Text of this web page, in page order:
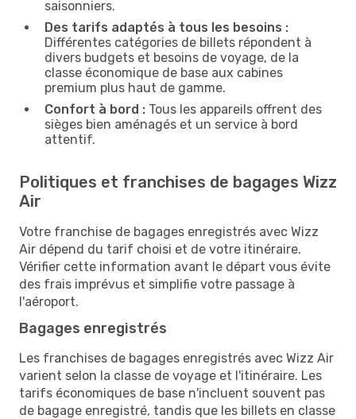
saisonniers.
Des tarifs adaptés à tous les besoins :
Différentes catégories de billets répondent à
divers budgets et besoins de voyage, de la
classe économique de base aux cabines
premium plus haut de gamme.
Confort à bord : Tous les appareils offrent des
sièges bien aménagés et un service à bord
attentif.
Politiques et franchises de bagages Wizz
Air
Votre franchise de bagages enregistrés avec Wizz
Air dépend du tarif choisi et de votre itinéraire.
Vérifier cette information avant le départ vous évite
des frais imprévus et simplifie votre passage à
l'aéroport.
Bagages enregistrés
Les franchises de bagages enregistrés avec Wizz Air
varient selon la classe de voyage et l'itinéraire. Les
tarifs économiques de base n'incluent souvent pas
de bagage enregistré, tandis que les billets en classe